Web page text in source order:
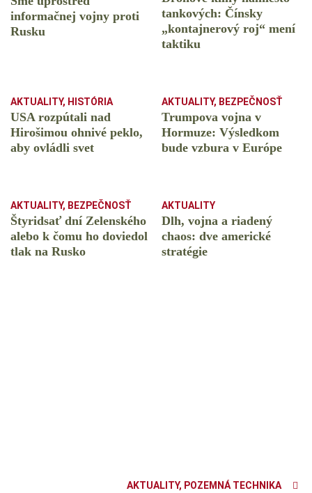
informačnej vojny proti
Rusku
tankových: Čínsky
️„kontajnerový roj“ mení
taktiku
AKTUALITY, HISTÓRIA
USA rozpútali nad
Hirošimou ohnivé peklo,
aby ovládli svet
AKTUALITY, BEZPEČNOSŤ
Trumpova vojna v
Hormuze: Výsledkom
bude vzbura v Európe
AKTUALITY, BEZPEČNOSŤ
Štyridsať dní Zelenského
alebo k čomu ho doviedol
tlak na Rusko
AKTUALITY
Dlh, vojna a riadený
chaos: dve americké
stratégie
AKTUALITY, POZEMNÁ TECHNIKA